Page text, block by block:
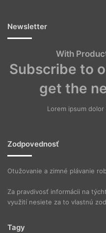
Newsletter
With
Subscribe to
get the
Lorem ipsum
Zodpovednosť
Otužovanie a zimné plávanie
Za pravdivosť informácii na
využití nesiete za to vlastnú
Tagy